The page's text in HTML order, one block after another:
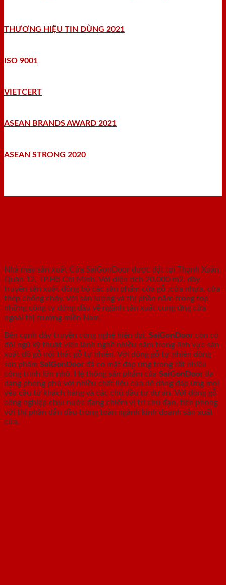
THƯƠNG HIỆU TIN DÙNG 2021
ISO 9001
VIETCERT
ASEAN BRANDS AWARD 2021
ASEAN STRONG 2020
Nhà máy sản xuất Cửa SaiGonDoor được đặt tại Thạnh Xuân,
Quận 12, TP.Hồ Chí Minh. Với diện tích 20.000 m2, dây
truyền sản xuất đồng bộ các sản phẩm cửa gỗ ,cửa nhựa, cửa
thép chống cháy. Với sản lượng và thị phần nằm trong top
những công ty đứng đầu về ngành sản xuất cung ứng cửa
ngoài thị trường miền Nam.
Bên cạnh dây truyền công nghệ hiện đại, SaiGonDoor còn có
đội ngũ kỹ thuật viên lành nghề nhiều năm trong lĩnh vực sản
xuất đồ gỗ nội thất gỗ tự nhiên. Với dòng gỗ tự nhiên dòng
sản phẩm SaiGonDoor đã có mặt đáp ứng trong rất nhiều
công trình lớn nhỏ. Hệ thống sản phẩm của SaiGonDoor đa
dạng phong phú với nhiều chất liệu cửa dễ dàng đáp ứng mọi
yêu cầu từ khách hàng và các chủ đầu tư dự án. Với dòng gỗ
công nghiệp chịu nước đang chiếm vị trí chủ đạo, tiên phong
với thị phần dẫn đầu trong toàn ngành kinh doanh sản xuất
cửa.